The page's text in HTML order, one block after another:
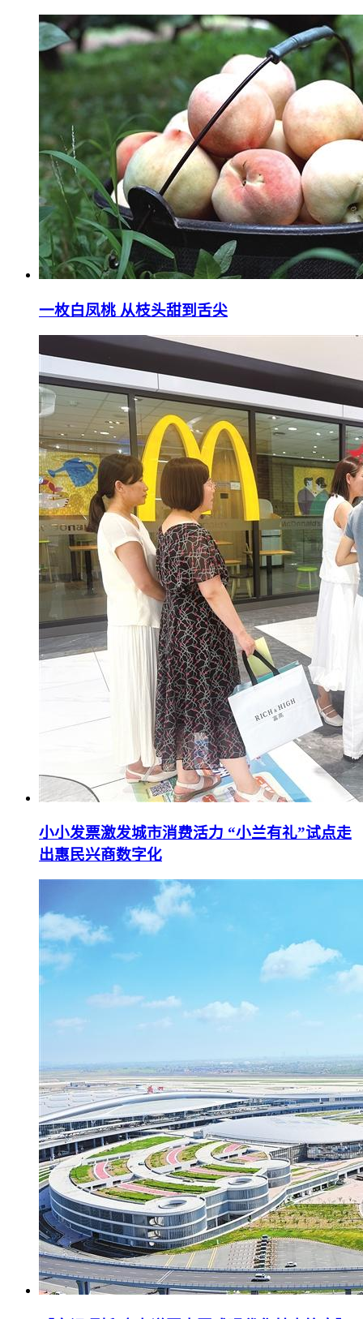
一枚白凤桃 从枝头甜到舌尖
小小发票激发城市消费活力 “小兰有礼”试点走
出惠民兴商数字化